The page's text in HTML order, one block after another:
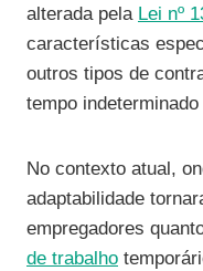
alterada pela Lei nº
características
outros tipos de
tempo
No contexto atual,
adaptabilidade
empregadores
de trabalho